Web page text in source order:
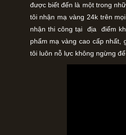
được biết đến là một trong
tôi nhận mạ vàng 24k trên
nhận thi công tại địa điểm
phẩm mạ vàng cao cấp nhất,
tôi luôn nỗ lực không ngừng